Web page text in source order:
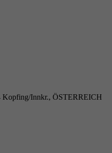
Kopfing/Innkr., ÖSTERREICH